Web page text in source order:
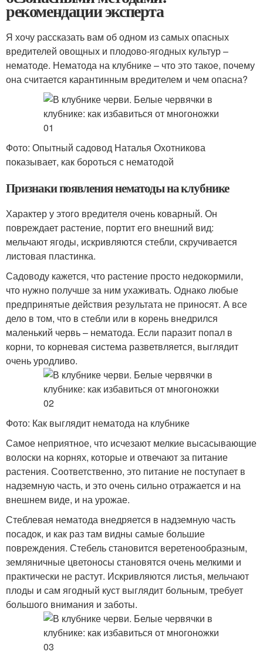
рекомендации эксперта
Я хочу рассказать вам об одном из самых опасных
вредителей овощных и плодово-ягодных культур –
нематоде. Нематода на клубнике – что это такое, почему
она считается карантинным вредителем и чем опасна?
Фото: Опытный садовод Наталья Охотникова
показывает, как бороться с нематодой
Признаки появления нематоды на клубнике
Характер у этого вредителя очень коварный. Он
повреждает растение, портит его внешний вид:
мельчают ягоды, искривляются стебли, скручивается
листовая пластинка.
Садоводу кажется, что растение просто недокормили,
что нужно получше за ним ухаживать. Однако любые
предпринятые действия результата не приносят. А все
дело в том, что в стебли или в корень внедрился
маленький червь – нематода. Если паразит попал в
корни, то корневая система разветвляется, выглядит
очень уродливо.
Фото: Как выглядит нематода на клубнике
Самое неприятное, что исчезают мелкие высасывающие
волоски на корнях, которые и отвечают за питание
растения. Соответственно, это питание не поступает в
надземную часть, и это очень сильно отражается и на
внешнем виде, и на урожае.
Стеблевая нематода внедряется в надземную часть
посадок, и как раз там видны самые большие
повреждения. Стебель становится веретенообразным,
земляничные цветоносы становятся очень мелкими и
практически не растут. Искривляются листья, мельчают
плоды и сам ягодный куст выглядит больным, требует
большого внимания и заботы.